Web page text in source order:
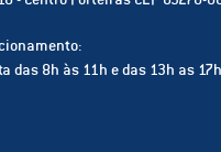
das 8h às 11h e das 13h as 17h